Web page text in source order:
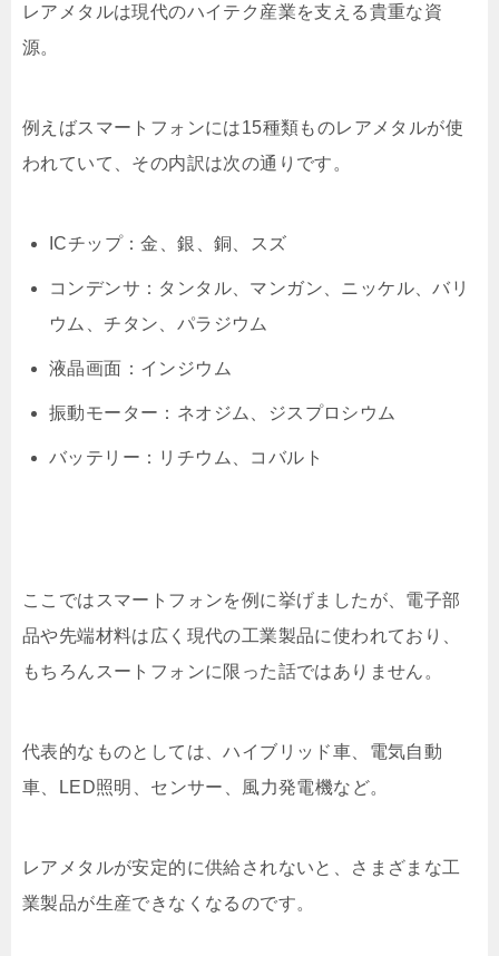
レアメタルは現代のハイテク産業を支える貴重な資
源。
例えばスマートフォンには15種類ものレアメタルが使
われていて、その内訳は次の通りです。
ICチップ：金、銀、銅、スズ
コンデンサ： タンタル、マンガン、ニッケル、バリ
ウム、チタン、パラジウム
液晶画面：インジウム
振動モーター：ネオジム、ジスプロシウム
バッテリー： リチウム、コバルト
ここではスマートフォンを例に挙げましたが、電子部
品や先端材料は広く現代の工業製品に使われており、
もちろんスートフォンに限った話ではありません。
代表的なものとしては、ハイブリッド車、電気自動
車、LED照明、センサー、風力発電機など。
レアメタルが安定的に供給されないと、さまざまな工
業製品が生産できなくなるのです。